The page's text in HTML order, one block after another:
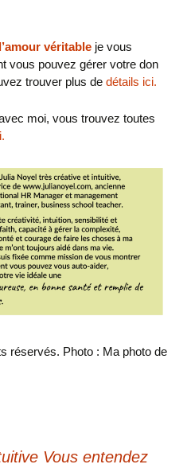
véritable je vous
vous pouvez gérer votre don
trouver plus de détails ici.
moi, vous trouvez toutes
réservés. Photo : Ma photo de
Vous entendez